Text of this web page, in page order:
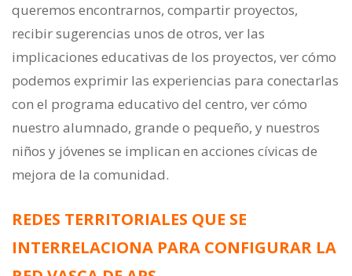
queremos encontrarnos, compartir proyectos,
recibir sugerencias unos de otros, ver las
implicaciones educativas de los proyectos, ver cómo
podemos exprimir las experiencias para conectarlas
con el programa educativo del centro, ver cómo
nuestro alumnado, grande o pequeño, y nuestros
niños y jóvenes se implican en acciones cívicas de
mejora de la comunidad.
REDES TERRITORIALES QUE SE
INTERRELACIONA PARA CONFIGURAR LA